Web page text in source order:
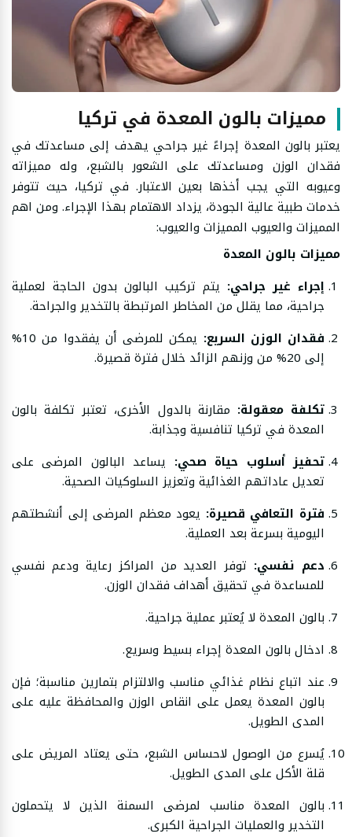
مميزات بالون المعدة في تركيا
يعتبر بالون المعدة إجراءً غير جراحي يهدف إلى مساعدتك في
فقدان الوزن ومساعدتك على الشعور بالشبع، وله مميزاته
وعيوبه التي يجب أخذها بعين الاعتبار. في تركيا، حيث تتوفر
خدمات طبية عالية الجودة، يزداد الاهتمام بهذا الإجراء. ومن اهم
المميزات والعيوب المميزات والعيوب:
مميزات بالون المعدة
إجراء غير جراحي: يتم تركيب البالون بدون الحاجة لعملية
جراحية، مما يقلل من المخاطر المرتبطة بالتخدير والجراحة.
فقدان الوزن السريع:
يمكن للمرضى أن يفقدوا من 10%
إلى 20% من وزنهم الزائد خلال فترة قصيرة.
تكلفة معقولة: مقارنة بالدول الأخرى، تعتبر تكلفة بالون
المعدة في تركيا تنافسية وجذابة.
تحفيز أسلوب حياة صحي: يساعد البالون المرضى على
تعديل عاداتهم الغذائية وتعزيز السلوكيات الصحية.
فترة التعافي قصيرة: يعود معظم المرضى إلى أنشطتهم
اليومية بسرعة بعد العملية.
دعم نفسي: توفر العديد من المراكز رعاية ودعم نفسي
للمساعدة في تحقيق أهداف فقدان الوزن.
بالون المعدة لا يُعتبر عملية جراحية.
ادخال بالون المعدة إجراء بسيط وسريع.
عند اتباع نظام غذائي مناسب والالتزام بتمارين مناسبة؛ فإن
بالون المعدة يعمل على انقاص الوزن والمحافظة عليه على
المدى الطويل.
يُسرع من الوصول لاحساس الشبع، حتى يعتاد المريض على
قلة الأكل على المدى الطويل.
بالون المعدة مناسب لمرضى السمنة الذين لا يتحملون
التخدير والعمليات الجراحية الكبرى.